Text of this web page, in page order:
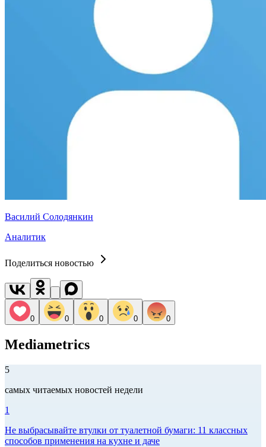
Василий Солодянкин
Аналитик
Поделиться новостью
0 0 0 0 0
Mediametrics
5
самых читаемых новостей недели
1
Не выбрасывайте втулки от туалетной бумаги: 11 классных
способов применения на кухне и даче